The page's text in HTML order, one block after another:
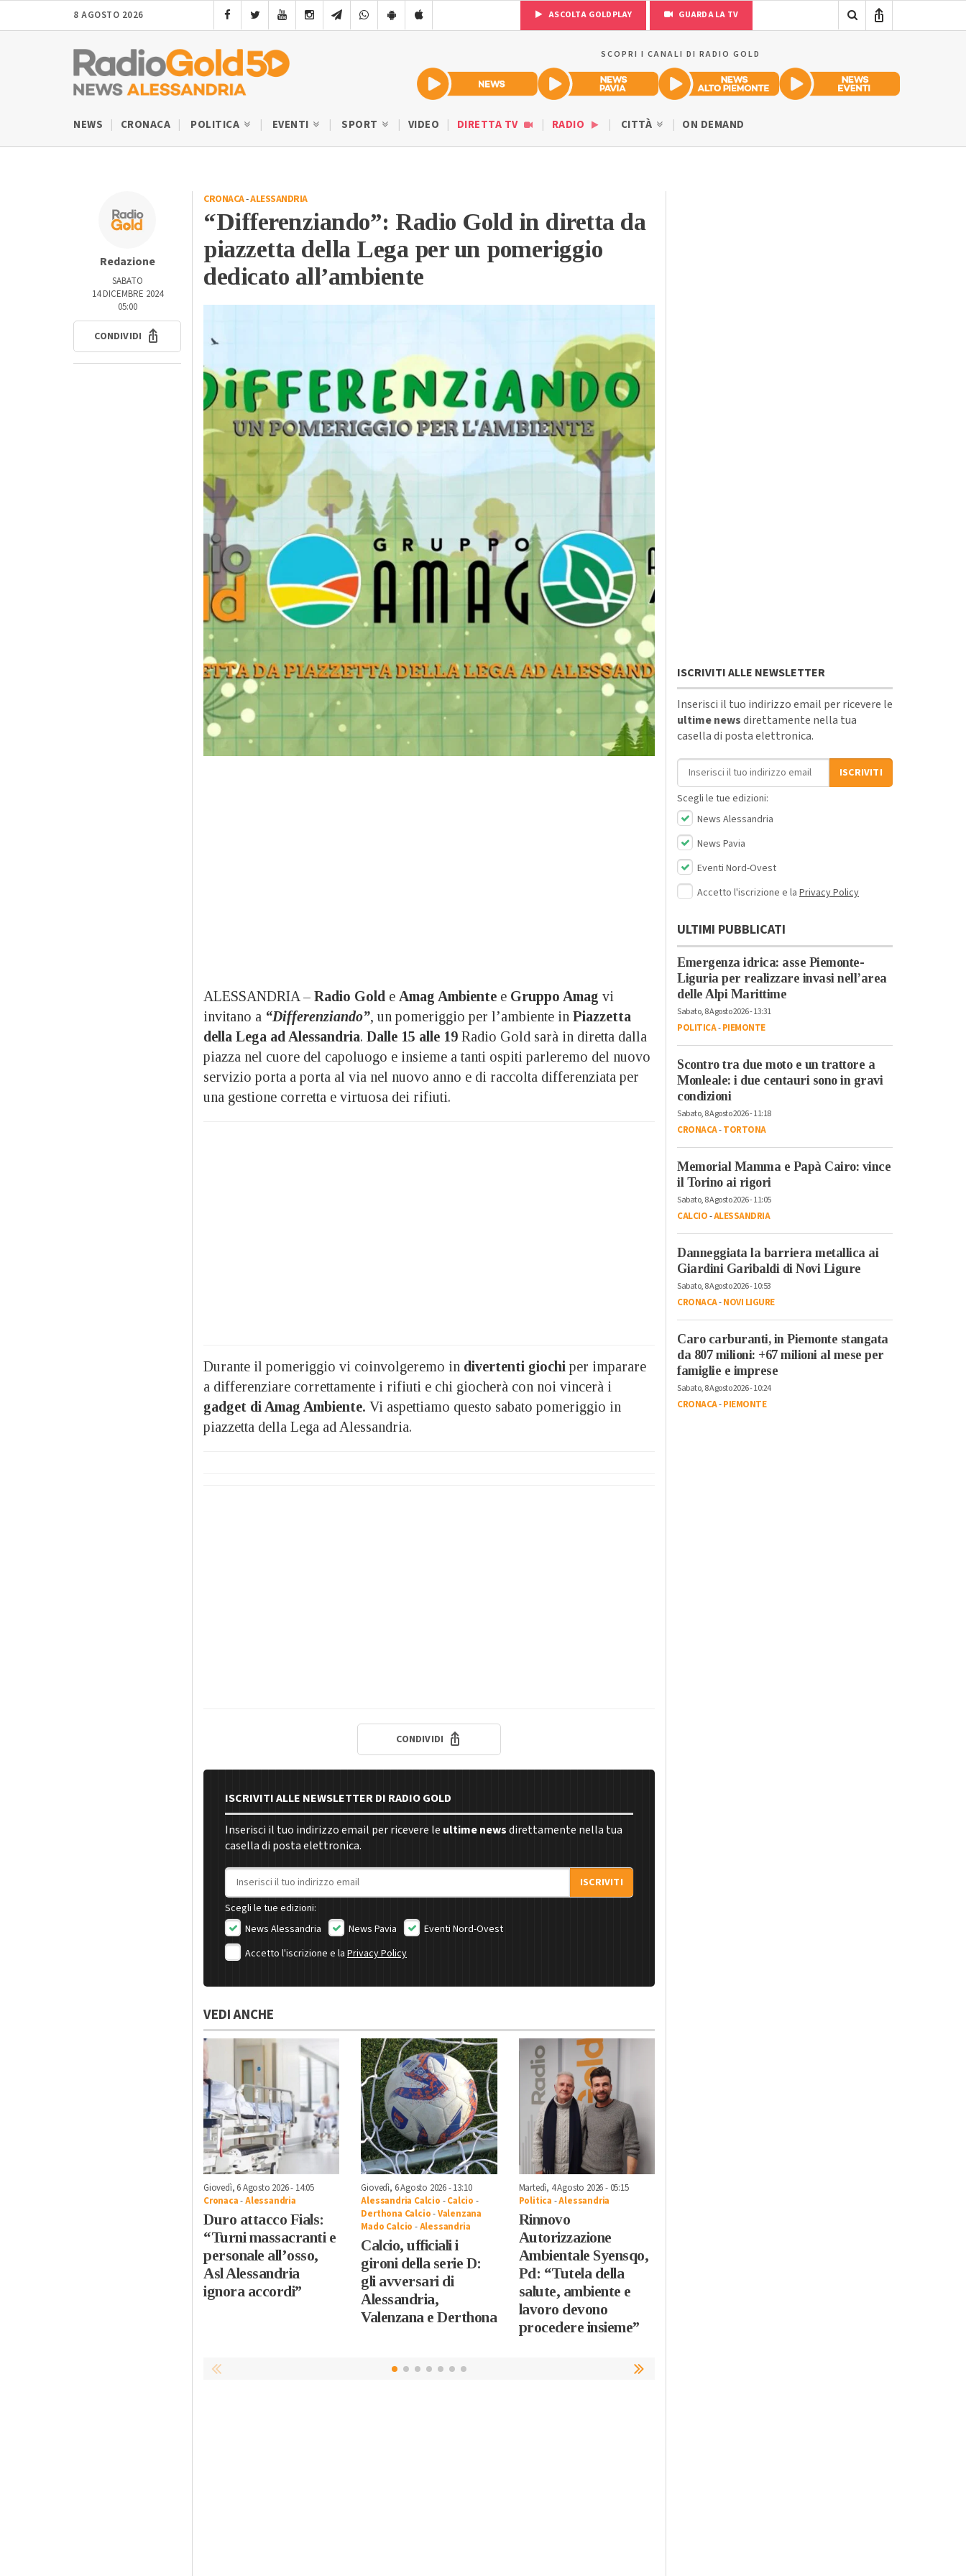
8 AGOSTO 2026 ASCOLTA GOLDPLAY GUARDA LA TV
SCOPRI I CANALI DI RADIO GOLD
NEWS CRONACA POLITICA EVENTI SPORT VIDEO DIRETTA TV RADIO CITTÀ ON DEMAND
Redazione
SABATO
14 DICEMBRE 2024
05:00
CONDIVIDI
CRONACA-ALESSANDRIA
“Differenziando”: Radio Gold in diretta da
piazzetta della Lega per un pomeriggio
dedicato all’ambiente
ALESSANDRIA – Radio Gold e Amag Ambiente e Gruppo Amag vi
invitano a “Differenziando”, un pomeriggio per l’ambiente in Piazzetta
della Lega ad Alessandria. Dalle 15 alle 19 Radio Gold sarà in diretta dalla
piazza nel cuore del capoluogo e insieme a tanti ospiti parleremo del nuovo
servizio porta a porta al via nel nuovo anno e di raccolta differenziata per
una gestione corretta e virtuosa dei rifiuti.
Durante il pomeriggio vi coinvolgeremo in divertenti giochi per imparare
a differenziare correttamente i rifiuti e chi giocherà con noi vincerà i
gadget di Amag Ambiente. Vi aspettiamo questo sabato pomeriggio in
piazzetta della Lega ad Alessandria.
CONDIVIDI
ISCRIVITI ALLE NEWSLETTER DI RADIO GOLD
Inserisci il tuo indirizzo email per ricevere le ultime newsdirettamente nella tua
casella di posta elettronica.
Indirizzo email
ISCRIVITI
Scegli le tue edizioni:
News Alessandria
News Pavia
Eventi Nord-Ovest
Accetto l'iscrizione e la Privacy Policy
VEDI ANCHE
Giovedì, 6 Agosto 2026 - 14:05
Cronaca-Alessandria
Duro attacco Fials:
“Turni massacranti e
personale all’osso,
Asl Alessandria
ignora accordi”
Giovedì, 6 Agosto 2026 - 13:10
Alessandria Calcio -Calcio -
Derthona Calcio-Valenzana
Mado Calcio -Alessandria
Calcio, ufficiali i
gironi della serie D:
gli avversari di
Alessandria,
Valenzana e Derthona
Martedì, 4 Agosto 2026 - 05:15
Politica -Alessandria
Rinnovo
Autorizzazione
Ambientale Syensqo,
Pd: “Tutela della
salute, ambiente e
lavoro devono
procedere insieme”
ISCRIVITI ALLE NEWSLETTER
Inserisci il tuo indirizzo email per ricevere le
ultime newsdirettamente nella tua
casella di posta elettronica.
Indirizzo email
ISCRIVITI
Scegli le tue edizioni:
News Alessandria
News Pavia
Eventi Nord-Ovest
Accetto l'iscrizione e la Privacy Policy
ULTIMI PUBBLICATI
Emergenza idrica: asse Piemonte-
Liguria per realizzare invasi nell’area
delle Alpi Marittime
Sabato, 8 Agosto 2026 - 13:31
POLITICA-PIEMONTE
Scontro tra due moto e un trattore a
Monleale: i due centauri sono in gravi
condizioni
Sabato, 8 Agosto 2026 - 11:18
CRONACA-TORTONA
Memorial Mamma e Papà Cairo: vince
il Torino ai rigori
Sabato, 8 Agosto 2026 - 11:05
CALCIO-ALESSANDRIA
Danneggiata la barriera metallica ai
Giardini Garibaldi di Novi Ligure
Sabato, 8 Agosto 2026 - 10:53
CRONACA-NOVI LIGURE
Caro carburanti, in Piemonte stangata
da 807 milioni: +67 milioni al mese per
famiglie e imprese
Sabato, 8 Agosto 2026 - 10:24
CRONACA-PIEMONTE